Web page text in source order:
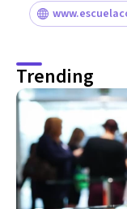
Trending